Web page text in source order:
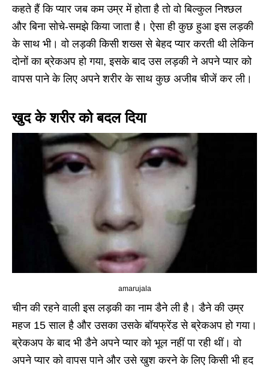
कहते हैं कि प्यार जब कम उम्र में होता है तो वो बिल्कुल निश्छल
और बिना सोचे-समझे किया जाता है। ऐसा ही कुछ हुआ इस लड़की
के साथ भी। वो लड़की किसी शख्स से बेहद प्यार करती थी लेकिन
दोनों का ब्रेकअप हो गया, इसके बाद उस लड़की ने अपने प्यार को
वापस पाने के लिए अपने शरीर के साथ कुछ अजीब चीजें कर ली।
खुद के शरीर को बदल दिया
amarujala
चीन की रहने वाली इस लड़की का नाम डैने ली है। डैने की उम्र
महज 15 साल है और उसका उसके बॉयफ्रेंड से ब्रेकअप हो गया।
ब्रेकअप के बाद भी डैने अपने प्यार को भूल नहीं पा रही थीं। वो
अपने प्यार को वापस पाने और उसे खुश करने के लिए किसी भी हद